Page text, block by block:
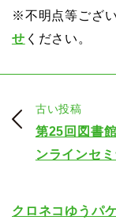
※不明点等ござ
せ ください。
古い投稿
第25回図書
ンラインセ
クロネコゆうパ